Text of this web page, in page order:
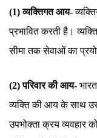
(1) व्यक्तिगत आय-
प्रभावित करती है।
सीमा तक सेवाओं का
(2) परिवार की आय-
व्यक्ति की आय के साथ
उपभोक्ता क्रय व्यवहार